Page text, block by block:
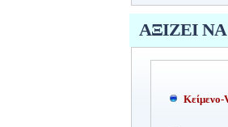
ΑΞΙΖΕΙ
Kείμενο-